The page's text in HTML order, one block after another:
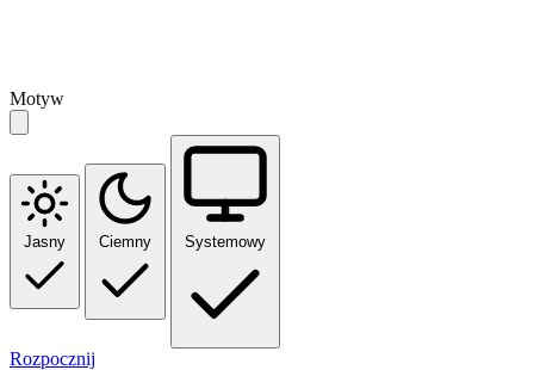
Motyw
Jasny Ciemny Systemowy
Rozpocznij